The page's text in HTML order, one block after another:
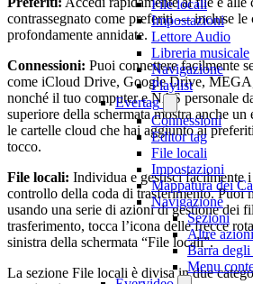
File locali
Impostazioni
Lettore Audio
Libreria musicale
Navigazione
Playlist
Evertag
Connessioni
Editor tag
File locali
Impostazioni
Mappatura dei
Navigazione
Sezioni
Altre azioni
Barra degli
Menu
contrassegnato come preferiti — incluse le
profondamente annidate.
Connessioni: Puoi connettere facilmente
come iCloud Drive, Google Drive,
nonché il tuo computer e NAS personale
superiore della schermata mostra anche un
le cartelle cloud che hai aggiunto ai
tocco.
File locali: Individua e gestisci facilmente
controllo della coda di trasferimento. Puoi
usando una serie di azioni di gestione dei
trasferimento, tocca l’icona delle frecce
sinistra della schermata “File locali”.
La sezione File locali è divisa in due